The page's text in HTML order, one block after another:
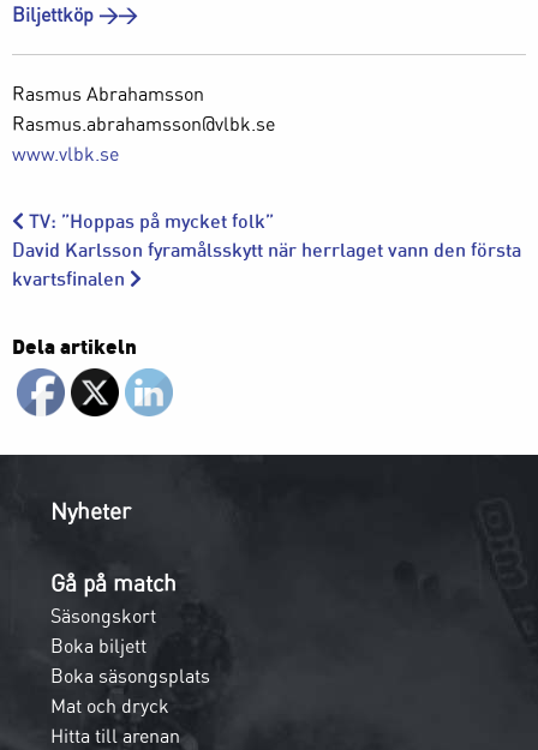
Biljettköp >>
Rasmus Abrahamsson
Rasmus.abrahamsson@vlbk.se
www.vlbk.se
TV: ”Hoppas på mycket folk”
David Karlsson fyramålsskytt när herrlaget vann den första
kvartsfinalen
Dela artikeln
Nyheter
Gå på match
Säsongskort
Boka biljett
Boka säsongsplats
Mat och dryck
Hitta till arenan